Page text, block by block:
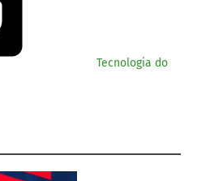
Tecnologia do